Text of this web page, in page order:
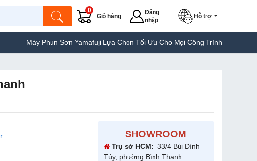
Giỏ hàng
0
Đăng
nhập
Hỗ trợ
Phun Sơn Yamafuji Lựa Chọn Tối Ưu Cho Mọi Công Trình Máy Hàn Túi
SHOWROOM
Trụ sở HCM: 33/4 Bùi Đình
Túy, phường Bình Thạnh